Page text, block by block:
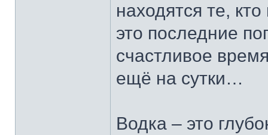
находятся те,
это последние
счастливое
ещё на сутки…
Водка – это